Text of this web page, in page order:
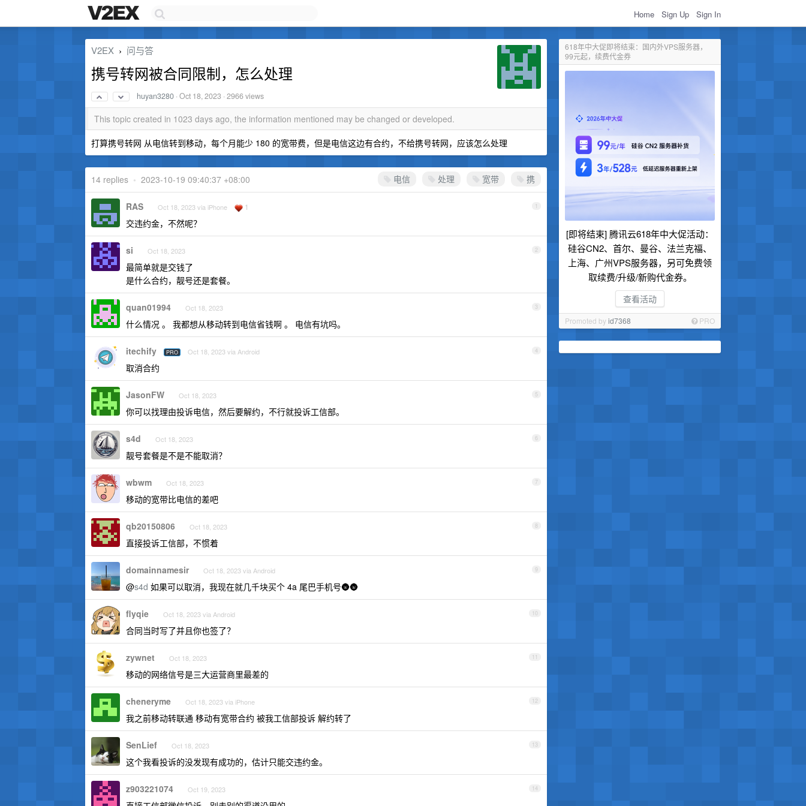
Home Sign Up Sign In
618年中大促即将结束：国内外VPS服务器，
99元起，续费代金券
[即将结束] 腾讯云618年中大促活动：
硅谷CN2、首尔、曼谷、法兰克福、
上海、广州VPS服务器，另可免费领
取续费/升级/新购代金券。
查看活动
Promoted byid7368 PRO
V2EX › 问与答
携号转网被合同限制，怎么处理
huyan3280 ·Oct 18, 2023 · 2966 views
This topic created in 1023 days ago, the information mentioned may be changed or developed.
打算携号转网 从电信转到移动，每个月能少 180 的宽带费，但是电信这边有合约，不给携号转网，应该怎么处理
电信 处理 宽带 携
14 replies • 2023-10-19 09:40:37 +08:00
1
RAS Oct 18, 2023 via iPhone 1
交违约金，不然呢？
2
si Oct 18, 2023
最简单就是交钱了
是什么合约，靓号还是套餐。
3
quan01994 Oct 18, 2023
什么情况 。 我都想从移动转到电信省钱啊 。 电信有坑吗。
4
itechify PRO Oct 18, 2023 via Android
取消合约
5
JasonFW Oct 18, 2023
你可以找理由投诉电信，然后要解约，不行就投诉工信部。
6
s4d Oct 18, 2023
靓号套餐是不是不能取消？
7
wbwm Oct 18, 2023
移动的宽带比电信的差吧
8
qb20150806 Oct 18, 2023
直接投诉工信部，不惯着
9
domainnamesir Oct 18, 2023 via Android
@s4d 如果可以取消，我现在就几千块买个 4a 尾巴手机号🌚🌚
10
flyqie Oct 18, 2023 via Android
合同当时写了并且你也签了？
11
zywnet Oct 18, 2023
移动的网络信号是三大运营商里最差的
12
cheneryme Oct 18, 2023 via iPhone
我之前移动转联通 移动有宽带合约 被我工信部投诉 解约转了
13
SenLief Oct 18, 2023
这个我看投诉的没发现有成功的，估计只能交违约金。
14
z903221074 Oct 19, 2023